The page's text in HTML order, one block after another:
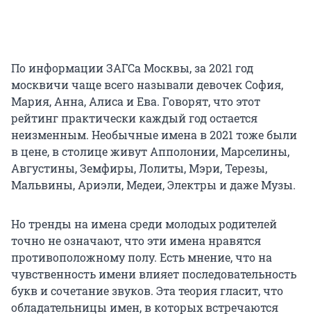
По информации ЗАГСа Москвы, за 2021 год
москвичи чаще всего называли девочек София,
Мария, Анна, Алиса и Ева. Говорят, что этот
рейтинг практически каждый год остается
неизменным. Необычные имена в 2021 тоже были
в цене, в столице живут Апполонии, Марселины,
Августины, Земфиры, Лолиты, Мэри, Терезы,
Мальвины, Ариэли, Медеи, Электры и даже Музы.
Но тренды на имена среди молодых родителей
точно не означают, что эти имена нравятся
противоположному полу. Есть мнение, что на
чувственность имени влияет последовательность
букв и сочетание звуков. Эта теория гласит, что
обладательницы имен, в которых встречаются